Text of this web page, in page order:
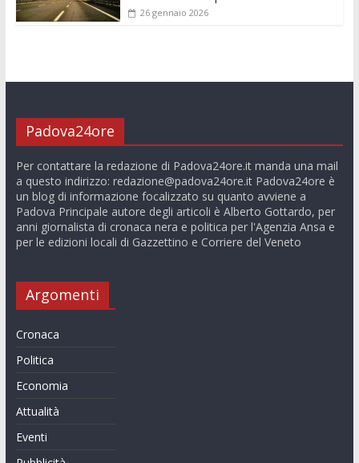
26 gennaio 2026
Padova24ore
Per contattare la redazione di Padova24ore.it manda una mail
a questo indirizzo: redazione@padova24ore.itPadova24ore è
un blog di informazione focalizzato su quanto avviene a
Padova Principale autore degli articoli è Alberto Gottardo, per
anni giornalista di cronaca nera e politica per l'Agenzia Ansa e
per le edizioni locali di Gazzettino e Corriere del Veneto
Argomenti
Cronaca
Politica
Economia
Attualità
Eventi